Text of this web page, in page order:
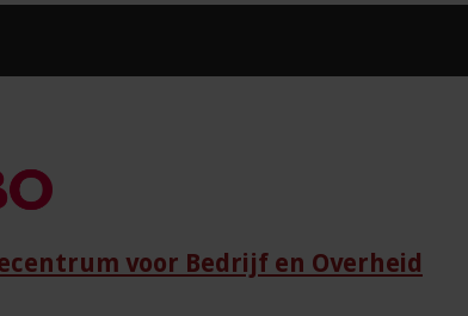
voor Bedrijf en Overheid